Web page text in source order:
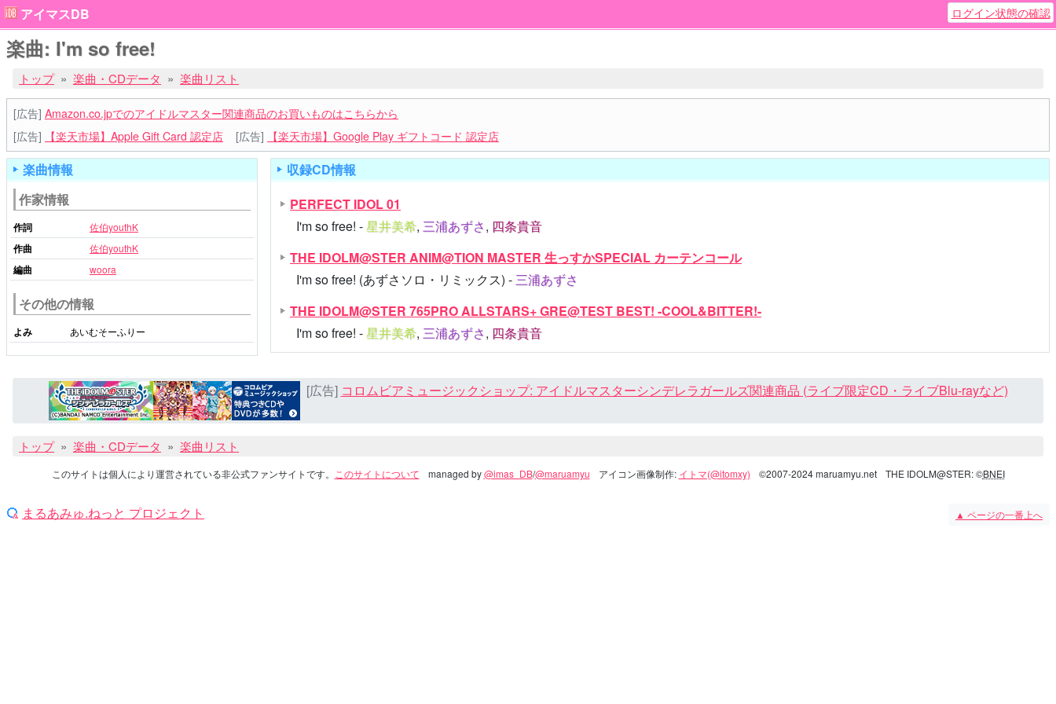
アイマスDB ログイン状態の確認
楽曲: I'm so free!
トップ 楽曲・CDデータ 楽曲リスト
[広告] Amazon.co.jpでのアイドルマスター関連商品のお買いものはこちらから
[広告]
【楽天市場】Apple Gift Card 認定店 [広告] 【楽天市場】Google Play ギフトコード 認定店
楽曲情報
作家情報
作詞 佐伯youthK
作曲 佐伯youthK
編曲 woora
その他の情報
よみ あいむそーふりー
収録CD情報
PERFECT IDOL 01
I'm so free! -星井美希, 三浦あずさ, 四条貴音
THE IDOLM@STER ANIM@TION MASTER 生っすかSPECIAL カーテンコール
I'm so free! (あずさソロ・リミックス) -三浦あずさ
THE IDOLM@STER 765PRO ALLSTARS+ GRE@TEST BEST! -COOL&BITTER!-
I'm so free! -星井美希, 三浦あずさ, 四条貴音
[広告] コロムビアミュージックショップ: アイドルマスターシンデレラガールズ関連商品 (ライブ限定CD・ライブBlu-rayなど)
トップ 楽曲・CDデータ 楽曲リスト
このサイトは個人により運営されている非公式ファンサイトです。 このサイトについて managed by@imas_DB/@maruamyu アイコン画像制作: イトマ(@itomxy) ©2007-2024 maruamyu.net THE IDOLM@STER: ©BNEI
まるあみゅ.ねっと プロジェクト ▲ ページの一番上へ